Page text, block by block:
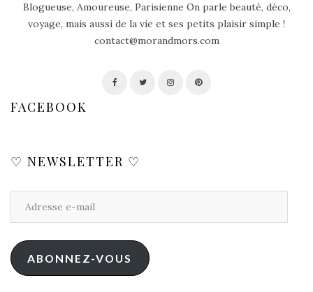
Blogueuse, Amoureuse, Parisienne On parle beauté, déco,
voyage, mais aussi de la vie et ses petits plaisir simple !
contact@morandmors.com
FACEBOOK
♡ NEWSLETTER ♡
ABONNEZ-VOUS